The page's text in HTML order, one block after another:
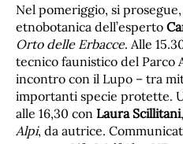
Nel pomeriggio, si
etnobotanica dell’esperto
Orto delle Erbacce. Alle
tecnico faunistico del Parco
incontro con il Lupo – tra
importanti specie protette.
alle 16,30 con Laura Scillitani
Alpi, da autrice.